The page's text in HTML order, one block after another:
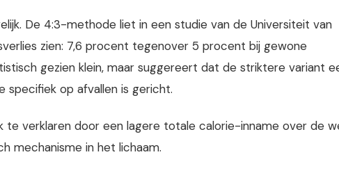
De 4:3-methode liet in een studie van de Universiteit van
zien: 7,6 procent tegenover 5 procent bij gewone
gezien klein, maar suggereert dat de striktere variant
specifiek op afvallen is gericht.
te verklaren door een lagere totale calorie-inname over de
mechanisme in het lichaam.